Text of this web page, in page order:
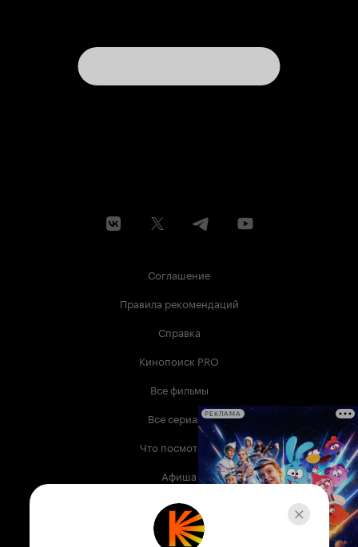
Соглашение
Правила рекомендаций
Справка
Кинопоиск PRO
Все фильмы
Все сериалы
Что посмотреть
Афиша
Музыка
Телепрограмма
РЕКЛАМА